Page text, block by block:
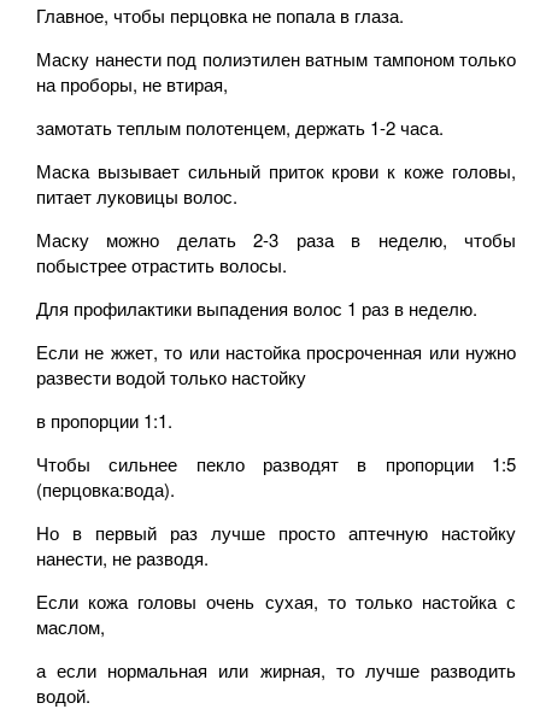
Главное, чтобы перцовка не попала в глаза.
Маску нанести под полиэтилен ватным тампоном только
на проборы, не втирая,
замотать теплым полотенцем, держать 1-2 часа.
Маска вызывает сильный приток крови к коже головы,
питает луковицы волос.
Маску можно делать 2-3 раза в неделю, чтобы
побыстрее отрастить волосы.
Для профилактики выпадения волос 1 раз в неделю.
Если не жжет, то или настойка просроченная или нужно
развести водой только настойку
в пропорции 1:1.
Чтобы сильнее пекло разводят в пропорции 1:5
(перцовка:вода).
Но в первый раз лучше просто аптечную настойку
нанести, не разводя.
Если кожа головы очень сухая, то только настойка с
маслом,
а если нормальная или жирная, то лучше разводить
водой.